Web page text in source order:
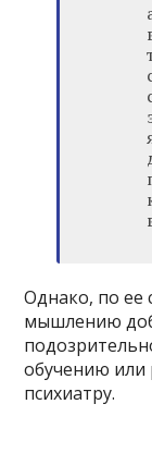
Однако, по ее
мышлению
обучению или
психиатру.